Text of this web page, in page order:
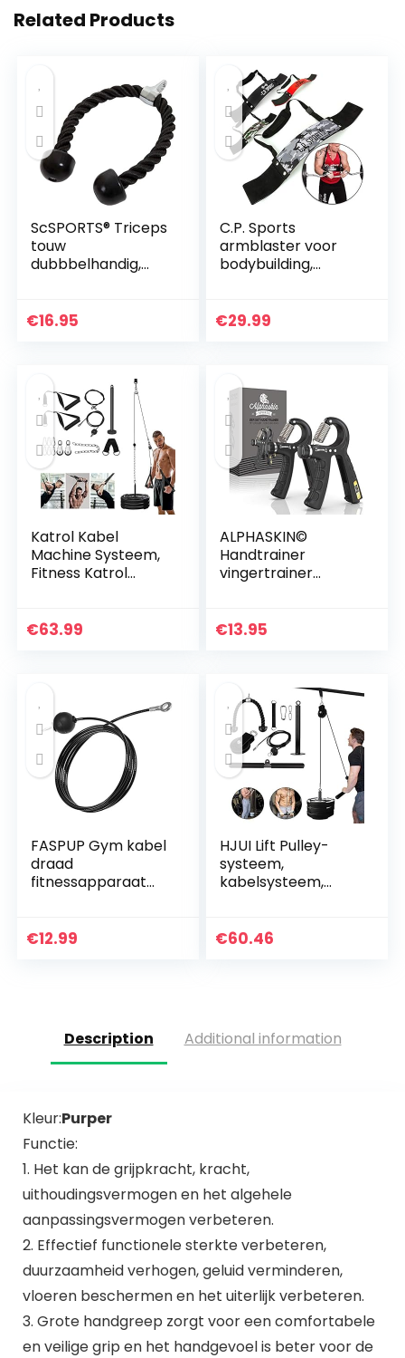
Related Products
ScSPORTS® Triceps
touw
dubbbelhandig,
68 cm lang, Voor
€16.95
C.P. Sports
armblaster voor
bodybuilding,
bicepstrainer,
€29.99
Katrol Kabel
Machine Systeem,
Fitness Katrol
Stalen Touw DIY
€63.99
ALPHASKIN©
Handtrainer
vingertrainer
onderarmtrainer
€13.95
FASPUP Gym kabel
draad
fitnessapparaat
kabel fitness home
€12.99
HJUI Lift Pulley-
systeem,
kabelsysteem,
fitnessapparaten,
€60.46
Description Additional information
Kleur:Purper
Functie:
1. Het kan de grijpkracht, kracht,
uithoudingsvermogen en het algehele
aanpassingsvermogen verbeteren.
2. Effectief functionele sterkte verbeteren,
duurzaamheid verhogen, geluid verminderen,
vloeren beschermen en het uiterlijk verbeteren.
3. Grote handgreep zorgt voor een comfortabele
en veilige grip en het handgevoel is beter voor de